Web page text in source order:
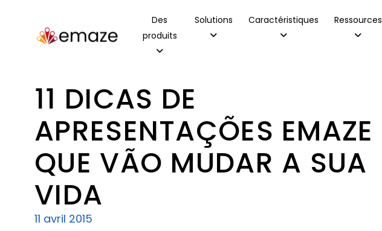
Des
produits
Solutions Caractéristiques Ressources
11 DICAS DE
APRESENTAÇÕES EMAZE
QUE VÃO MUDAR A SUA
VIDA
11 avril 2015